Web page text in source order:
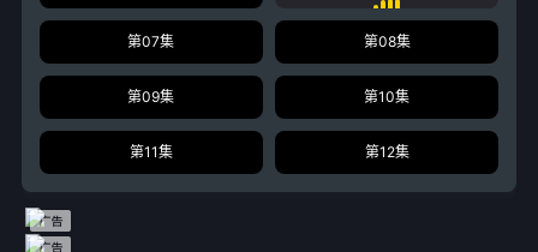
第07集 第08集
第09集 第10集
第11集 第12集